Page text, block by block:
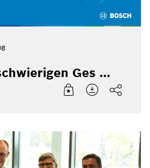
Ges ...